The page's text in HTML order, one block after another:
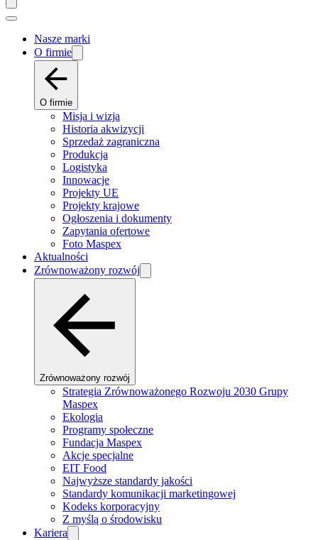
Nasze marki
O firmie
O firmie
Misja i wizja
Historia akwizycji
Sprzedaż zagraniczna
Produkcja
Logistyka
Innowacje
Projekty UE
Projekty krajowe
Ogłoszenia i dokumenty
Zapytania ofertowe
Foto Maspex
Aktualności
Zrównoważony rozwój
Zrównoważony rozwój
Strategia Zrównoważonego Rozwoju 2030 Grupy
Maspex
Ekologia
Programy społeczne
Fundacja Maspex
Akcje specjalne
EIT Food
Najwyższe standardy jakości
Standardy komunikacji marketingowej
Kodeks korporacyjny
Z myślą o środowisku
Kariera